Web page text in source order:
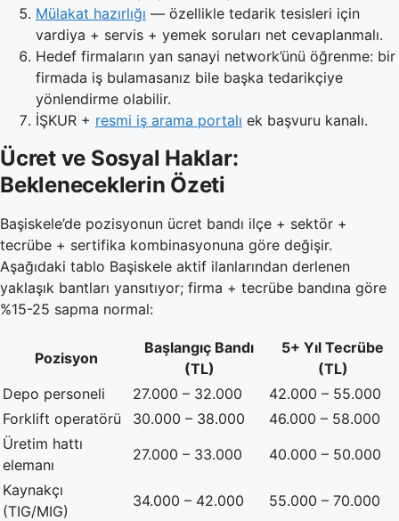
Mülakat hazırlığı — özellikle tedarik tesisleri için
vardiya + servis + yemek soruları net cevaplanmalı.
Hedef firmaların yan sanayi network’ünü öğrenme: bir
firmada iş bulamasanız bile başka tedarikçiye
yönlendirme olabilir.
İŞKUR + resmi iş arama portalı ek başvuru kanalı.
Ücret ve Sosyal Haklar:
Bekleneceklerin Özeti
Başiskele’de pozisyonun ücret bandı ilçe + sektör +
tecrübe + sertifika kombinasyonuna göre değişir.
Aşağıdaki tablo Başiskele aktif ilanlarından derlenen
yaklaşık bantları yansıtıyor; firma + tecrübe bandına göre
%15-25 sapma normal:
Pozisyon
Başlangıç Bandı
(TL)
5+ Yıl Tecrübe
(TL)
Depo personeli
27.000 – 32.000
42.000 – 55.000
Forklift operatörü
30.000 – 38.000
46.000 – 58.000
Üretim hattı
elemanı
27.000 – 33.000
40.000 – 50.000
Kaynakçı
(TIG/MIG)
34.000 – 42.000
55.000 – 70.000